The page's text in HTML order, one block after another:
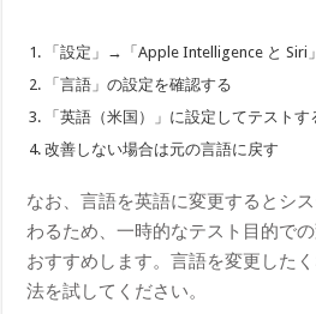
「設定」→「Apple Intelligence と Siri
「言語」の設定を確認する
「英語（米国）」に設定してテストす
改善しない場合は元の言語に戻す
なお、言語を英語に変更するとシ
わるため、一時的なテスト目的で
おすすめします。言語を変更した
法を試してください。